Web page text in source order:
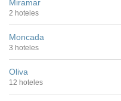
Miramar
2 hoteles
Moncada
3 hoteles
Oliva
12 hoteles